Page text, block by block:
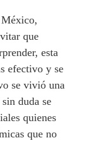
que
esta
efectivo y se
se vivió una
duda se
quienes
que no